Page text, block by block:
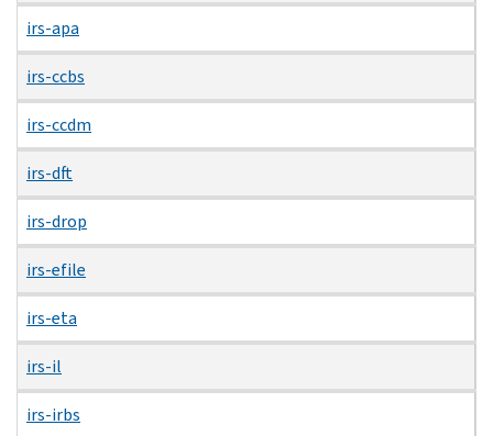
irs-apa
irs-ccbs
irs-ccdm
irs-dft
irs-drop
irs-efile
irs-eta
irs-il
irs-irbs